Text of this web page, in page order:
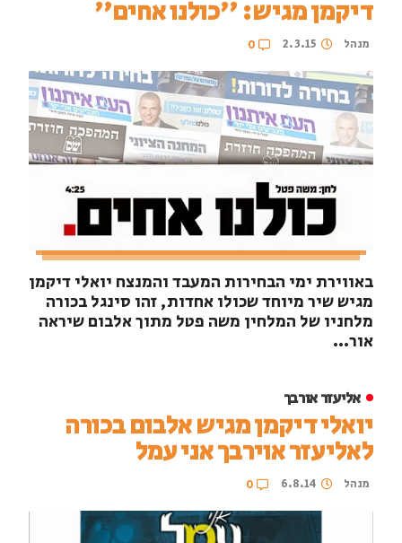
דיקמן מגיש: ''כולנו אחים''
מנהל 2.3.15
0
באווירת ימי הבחירות המעבד והמנצח יואלי דיקמן
מגיש שיר מיוחד שכולו אחדות, זהו סינגל בכורה
מלחניו של המלחין משה פטל מתוך אלבום שיראה
אור...
אליעזר אורבך
יואלי דיקמן מגיש אלבום בכורה
לאליעזר אוירבך אני עמל
מנהל 6.8.14
0